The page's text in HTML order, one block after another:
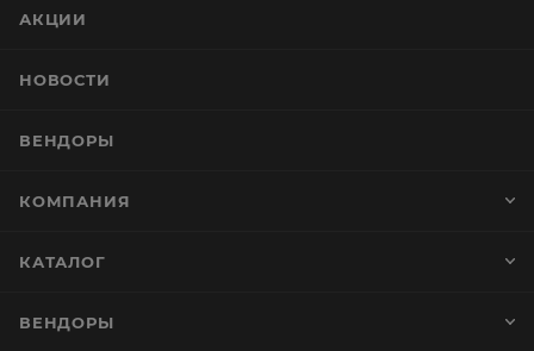
АКЦИИ
НОВОСТИ
ВЕНДОРЫ
КОМПАНИЯ
КАТАЛОГ
ВЕНДОРЫ